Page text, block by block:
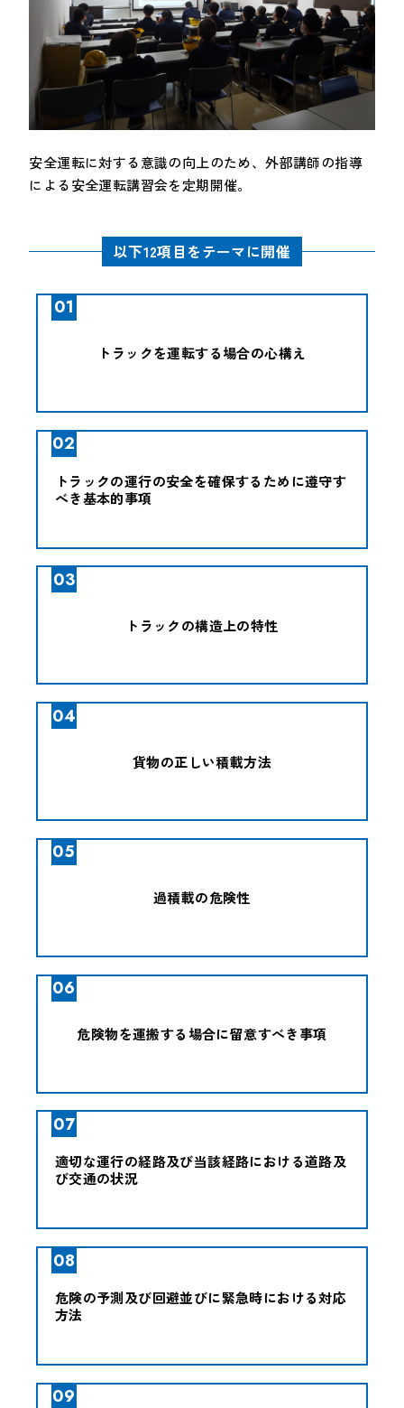
安全運転に対する意識の向上のため、外部講師の指導
による安全運転講習会を定期開催。
以下12項目をテーマに開催
01
トラックを運転する場合の心構え
02
トラックの運行の安全を確保するために遵守す
べき基本的事項
03
トラックの構造上の特性
04
貨物の正しい積載方法
05
過積載の危険性
06
危険物を運搬する場合に留意すべき事項
07
適切な運行の経路及び当該経路における道路及
び交通の状況
08
危険の予測及び回避並びに緊急時における対応
方法
09